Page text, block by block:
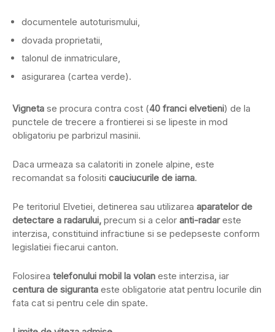
documentele autoturismului,
dovada proprietatii,
talonul de inmatriculare,
asigurarea (cartea verde).
Vigneta se procura contra cost (40 franci elvetieni) de la
punctele de trecere a frontierei si se lipeste in mod
obligatoriu pe parbrizul masinii.
Daca urmeaza sa calatoriti in zonele alpine, este
recomandat sa folositi cauciucurile de iarna.
Pe teritoriul Elvetiei, detinerea sau utilizarea aparatelor de
detectare a radarului, precum si a celor anti-radareste
interzisa, constituind infractiune si se pedepseste conform
legislatiei fiecarui canton.
Folosirea telefonului mobil la volan este interzisa, iar
centura de siguranta este obligatorie atat pentru locurile din
fata cat si pentru cele din spate.